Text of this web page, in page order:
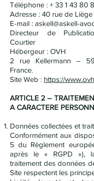
Téléphone : + 33 1 43 80
Adresse : 40 rue de
E-mail : askell@askell-
Directeur de
Courtier
Hébergeur : OVH
2 rue Kellermann –
France.
Site Web : https://
ARTICLE 2 –
A CARACTERE
Données collectées et
Conformément aux
5 du Règlement
après le « RGPD »),
traitement des données
Site respectent les